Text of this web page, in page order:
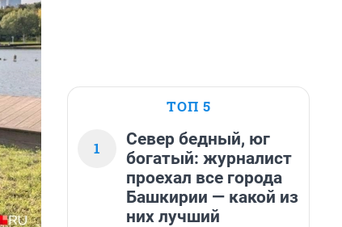
ТОП 5
1
Север бедный, юг
богатый: журналист
проехал все города
Башкирии — какой из
них лучший